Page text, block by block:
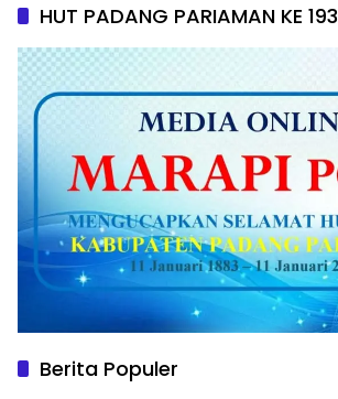
HUT PADANG PARIAMAN KE 193
Berita Populer